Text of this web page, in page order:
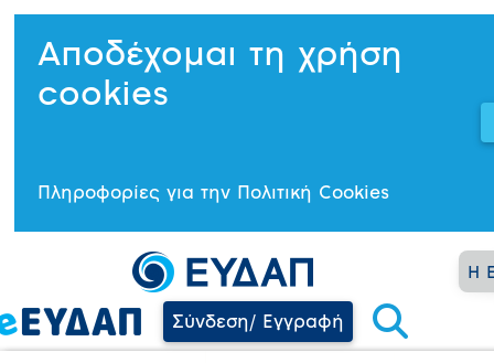
Αποδέχομαι τη χρήση
cookies
Πληροφορίες για την Πολιτική Cookies
Η
Σύνδεση/ Εγγραφή